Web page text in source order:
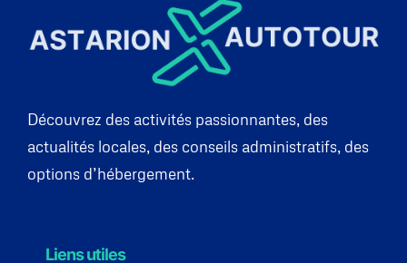
Découvrez des activités passionnantes, des
actualités locales, des conseils administratifs, des
options d’hébergement.
Liens utiles